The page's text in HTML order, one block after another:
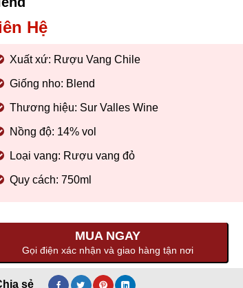
Hệ
Xuất xứ: Rượu Vang Chile
Giống nho: Blend
Thương hiệu: Sur Valles Wine
Nồng độ: 14% vol
Loại vang: Rượu vang đỏ
Quy cách: 750ml
MUA NGAY
Gọi điện xác nhận và giao hàng tận nơi